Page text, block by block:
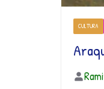
CULTURA